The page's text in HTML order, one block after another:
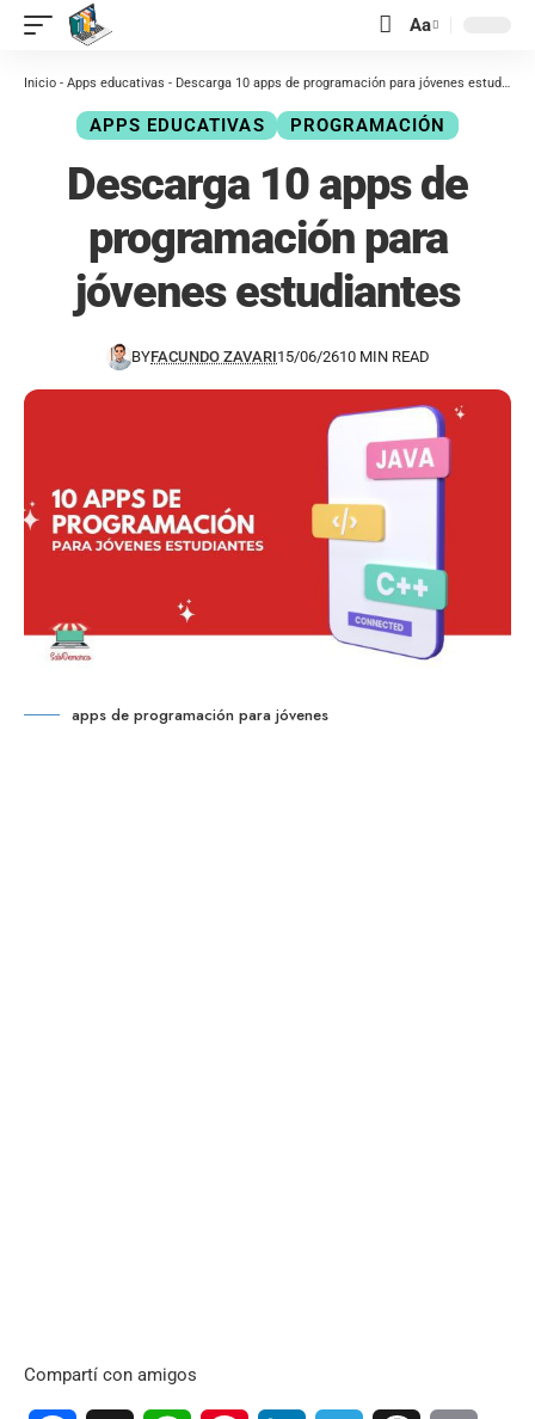
contenido Aa
Inicio - Apps educativas - Descarga 10 apps de programación para jóvenes estudiantes
APPS EDUCATIVAS PROGRAMACIÓN
Descarga 10 apps de
programación para
jóvenes estudiantes
BYFACUNDO ZAVARI15/06/2610 MIN READ
apps de programación para jóvenes
Compartí con amigos